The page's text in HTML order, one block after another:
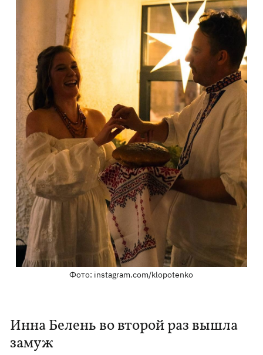
Фото: instagram.com/klopotenko
Инна Белень во второй раз вышла
замуж